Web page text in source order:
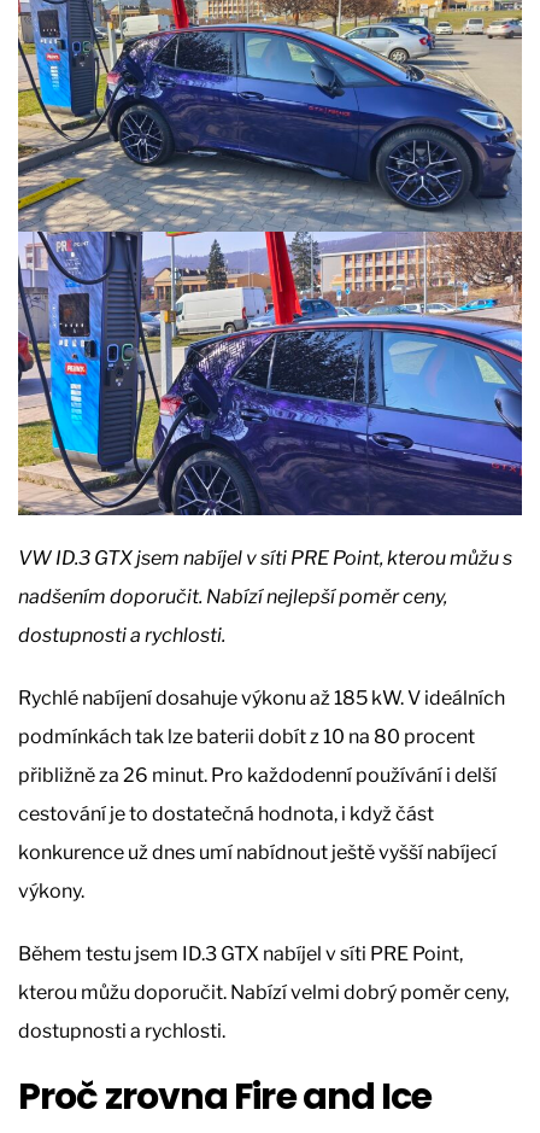
VW ID.3 GTX jsem nabíjel v síti PRE Point, kterou můžu s
nadšením doporučit. Nabízí nejlepší poměr ceny,
dostupnosti a rychlosti.
Rychlé nabíjení dosahuje výkonu až 185 kW. V ideálních
podmínkách tak lze baterii dobít z 10 na 80 procent
přibližně za 26 minut. Pro každodenní používání i delší
cestování je to dostatečná hodnota, i když část
konkurence už dnes umí nabídnout ještě vyšší nabíjecí
výkony.
Během testu jsem ID.3 GTX nabíjel v síti PRE Point,
kterou můžu doporučit. Nabízí velmi dobrý poměr ceny,
dostupnosti a rychlosti.
Proč zrovna Fire and Ice